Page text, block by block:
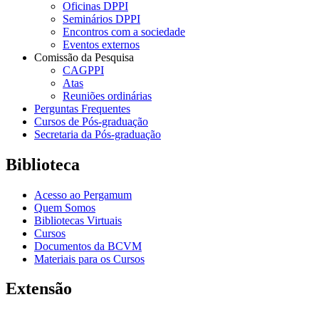
Oficinas DPPI
Seminários DPPI
Encontros com a sociedade
Eventos externos
Comissão da Pesquisa
CAGPPI
Atas
Reuniões ordinárias
Perguntas Frequentes
Cursos de Pós-graduação
Secretaria da Pós-graduação
Biblioteca
Acesso ao Pergamum
Quem Somos
Bibliotecas Virtuais
Cursos
Documentos da BCVM
Materiais para os Cursos
Extensão